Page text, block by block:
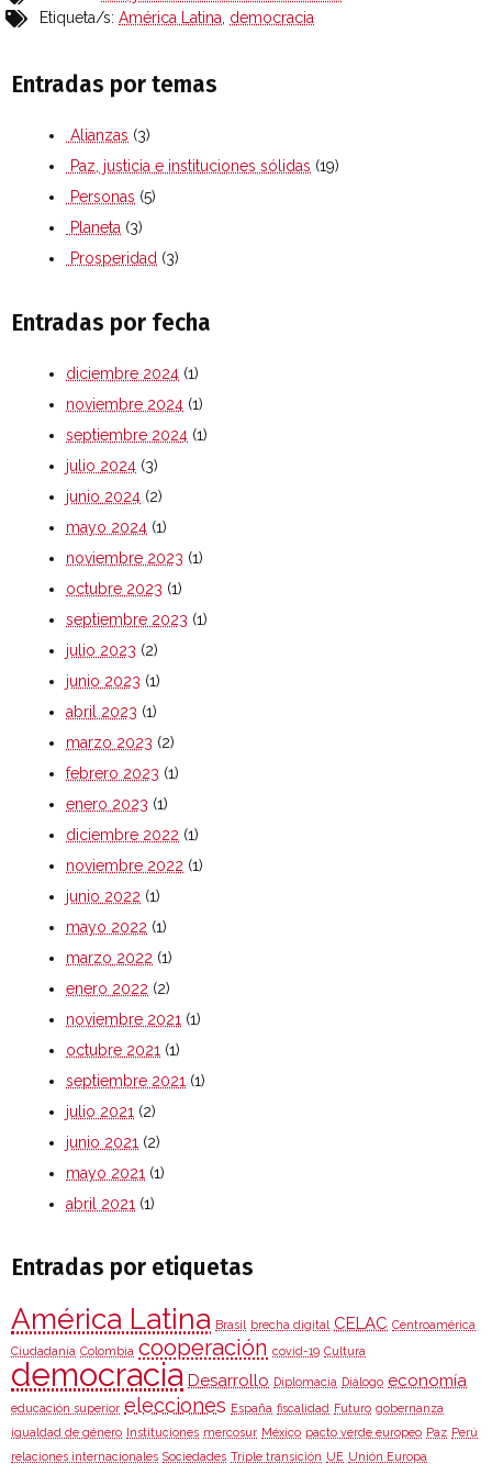
Etiqueta/s: América Latina democracia
Entradas por temas
Alianzas (3)
Paz, justicia e instituciones sólidas (19)
Personas (5)
Planeta (3)
Prosperidad (3)
Entradas por fecha
diciembre 2024 (1)
noviembre 2024 (1)
septiembre 2024 (1)
julio 2024 (3)
junio 2024 (2)
mayo 2024 (1)
noviembre 2023 (1)
octubre 2023 (1)
septiembre 2023 (1)
julio 2023 (2)
junio 2023 (1)
abril 2023 (1)
marzo 2023 (2)
febrero 2023 (1)
enero 2023 (1)
diciembre 2022 (1)
noviembre 2022 (1)
junio 2022 (1)
mayo 2022 (1)
marzo 2022 (1)
enero 2022 (2)
noviembre 2021 (1)
octubre 2021 (1)
septiembre 2021 (1)
julio 2021 (2)
junio 2021 (2)
mayo 2021 (1)
abril 2021 (1)
Entradas por etiquetas
América Latina Brasil brecha digital CELAC Centroamérica
Ciudadanía Colombia cooperación covid-19 Cultura
democracia Desarrollo Diplomacia Diálogo economía
educación superior elecciones España fiscalidad Futuro gobernanza
igualdad de género
Instituciones mercosur México pacto verde europeo Paz Perú
relaciones internacionales Sociedades Triple transición UE Unión Europa